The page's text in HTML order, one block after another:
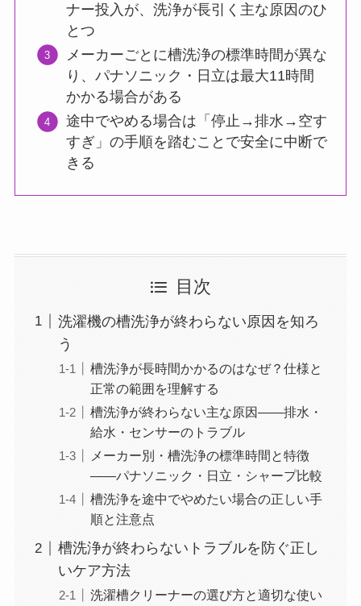
ナー投入が、洗浄が長引く主な原因のひ
とつ
メーカーごとに槽洗浄の標準時間が異な
り、パナソニック・日立は最大11時間
かかる場合がある
途中でやめる場合は「停止→排水→空す
すぎ」の手順を踏むことで安全に中断で
きる
目次
洗濯機の槽洗浄が終わらない原因を知ろ
う
槽洗浄が長時間かかるのはなぜ？仕様と
正常の範囲を理解する
槽洗浄が終わらない主な原因——排水・
給水・センサーのトラブル
メーカー別・槽洗浄の標準時間と特徴
——パナソニック・日立・シャープ比較
槽洗浄を途中でやめたい場合の正しい手
順と注意点
槽洗浄が終わらないトラブルを防ぐ正し
いケア方法
洗濯槽クリーナーの選び方と適切な使い